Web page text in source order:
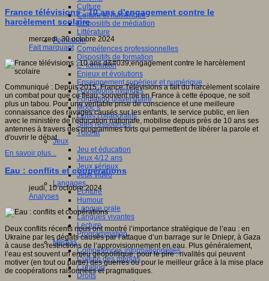
Culture
Culture et numérique
Dispositifs de médiation
Littérature
Formation
Compétences professionnelles
Dispositifs de formation
E- formation
Enjeux et évolutions
Enseignement supérieur et numérique
Formations hybrides
Formation universitaire
Mooc’s
Outils collaboratifs
Sites ressources
Tutorat
Jeux
Jeu et éducation
Jeux 4/12 ans
Jeux sérieux
Jeux vidéo
Langages
Ecriture
Humour
Langue orale
Langues vivantes
Lecture
Programmation
Médias
Compétences informationnelles
Culture des médias
Curation
Droits
France télévisions : 10 ans d'engagement contre le
harcèlement scolaire
mercredi, 30 octobre 2024
Fait marquant
Communiqué : Depuis 2015, France Télévisions a fait du harcèlement scolaire
un combat pour que ce fléau, souvent nié en France à cette époque, ne soit
plus un tabou. Pour une véritable prise de conscience et une meilleure
connaissance des ravages causés sur les enfants, le service public, en lien
avec le ministère de l'éducation nationale, mobilise depuis près de 10 ans ses
antennes à travers des programmes forts qui permettent de libérer la parole et
d'ouvrir le débat.
En savoir plus...
Eau : conflits et coopérations
jeudi, 10 octobre 2024
Analyses
Deux conflits récents nous ont montré l’importance stratégique de l’eau : en
Ukraine par les dégâts causés par l’attaque d’un barrage sur le Dniepr, à Gaza
à cause des restrictions de l’approvisionnement en eau. Plus généralement,
l’eau est souvent un enjeu géopolitique, pour le pire : rivalités qui peuvent
motiver (en tout ou partie) des guerres ou pour le meilleur grâce à la mise place
de coopérations raisonnées et pragmatiques.